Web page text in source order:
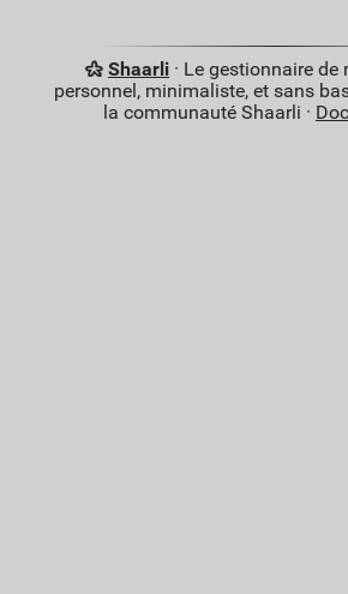
Shaarli· Le gestionnaire de
personnel, minimaliste, et sans
la communauté Shaarli ·